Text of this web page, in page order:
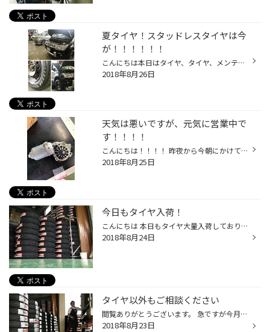
夏タイヤ！スタッドレスタイヤは今
が！！！！！！
こんにちは本日はタイヤ、タイヤ、メンテナンス、タイヤ、メンテナンス、メンテナンス。。。 の一日でした。 いつも沢山のご来店、誠にありがとうございます。 ✿✿✿デリカ様にスタッドレスタイヤ装着！？！？✿✿✿ 装着タイヤは『ブリザック ＤＭ-Ｖ２』 こちらのお客様は車の使用頻度がかなり少なく、...
2018年8月26日
天気は悪いですが、元気に営業中で
す！！！！
こんにちは！！！！ 昨夜から今朝にかけて雨すごかったですね☂☂☂ 今は雨も上がり時々晴れたりしてますね☺ 天気はイマイチですが、本日もたくさんのご来店ありがとうございます！！！！ 防錆、パンク修理、新品タイヤの装着、ワイパーモーター交換、オイル交換、、、、などなど 悪天候のなかたくさん...
2018年8月25日
今日もタイヤ入荷！
こんにちは 本日もタイヤ大量入荷しております！ もう倉庫からあふれそうです・・・ ブリヂストンのスタッドレスタイヤ購入をお考え中なら、是非タイヤ館桑園店にご相談ください こんなに連日入荷していても、１０月中には欠品サイズが毎年出てきます また、４Ｘ４や外車などで珍しいサイズは受注生...
2018年8月24日
タイヤ以外もご相談ください
閲覧ありがとうございます。 急ですが今月のオススメはスタッドレスタイヤ！！続々入荷中！ ん？？？？？冬タイヤ？？？ 『早期の予約、準備がお買得！！どうせ買うならお買得に！！』 ✿✿今だから出来るお客様へのご提案です☺✿✿ 今年は必要かな？分からない方は1本だけでもお持ちください。 溝の深...
2018年8月23日